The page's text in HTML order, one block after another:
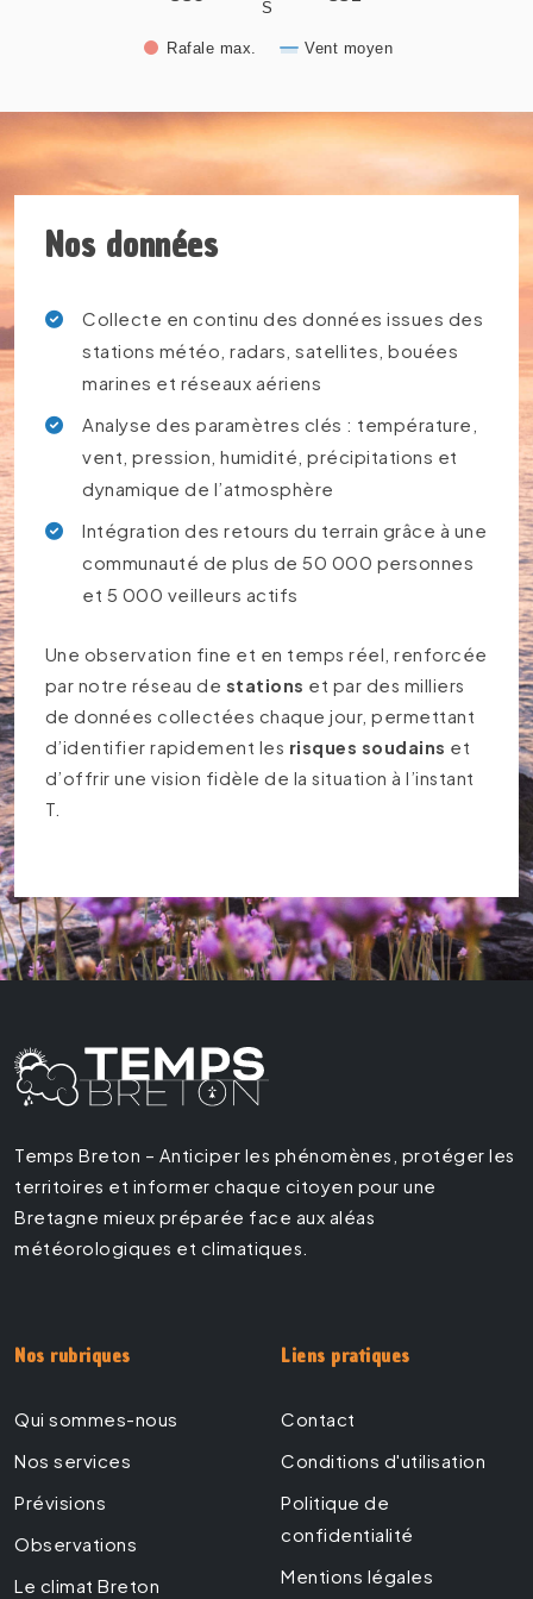
Rafale max. Vent moyen
S
Nos données
Collecte en continu des données issues des
stations météo, radars, satellites, bouées
marines et réseaux aériens
Analyse des paramètres clés : température,
vent, pression, humidité, précipitations et
dynamique de l’atmosphère
Intégration des retours du terrain grâce à une
communauté de plus de 50 000 personnes
et 5 000 veilleurs actifs
Une observation fine et en temps réel, renforcée
par notre réseau de stations et par des milliers
de données collectées chaque jour, permettant
d’identifier rapidement les risques soudains et
d’offrir une vision fidèle de la situation à l’instant
T.
Temps Breton – Anticiper les phénomènes, protéger les
territoires et informer chaque citoyen pour une
Bretagne mieux préparée face aux aléas
météorologiques et climatiques.
Nos rubriques
Qui sommes-nous
Nos services
Prévisions
Observations
Le climat Breton
Liens pratiques
Contact
Conditions d'utilisation
Politique de
confidentialité
Mentions légales